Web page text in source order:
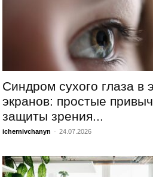
Синдром сухого глаза в
экранов: простые
защиты зрения...
ichernivchanyn - 24.07.2026